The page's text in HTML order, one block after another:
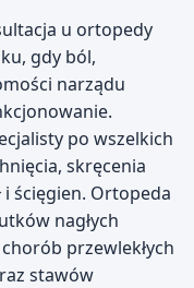
u ortopedy
gdy ból,
narządu
po wszelkich
skręcenia
i ścięgien. Ortopeda
nagłych
przewlekłych
stawów